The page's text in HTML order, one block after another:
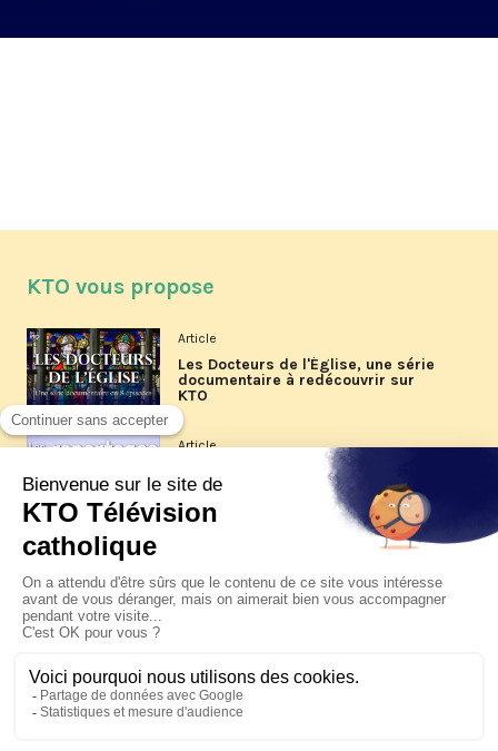
KTO vous propose
Article
Les Docteurs de l'Église, une série
documentaire à redécouvrir sur
KTO
Article
Les reportages d'été 2026 de KTO
La visite pastorale du pape Léon
XIV à Assise à suivre sur KTO le
jeudi 6 août
Le pape en Uruguay, Argentine et
Pérou du 6 au 17 novembre 2026